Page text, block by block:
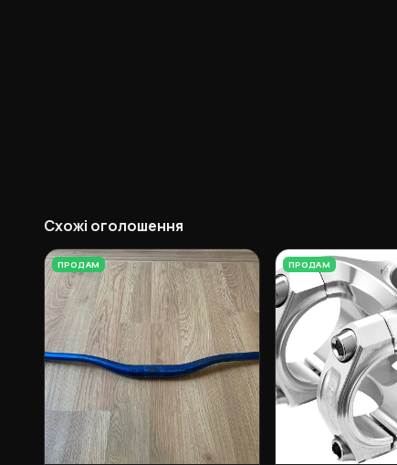
Схожі оголошення
ПРОДАМ ПРОДАМ